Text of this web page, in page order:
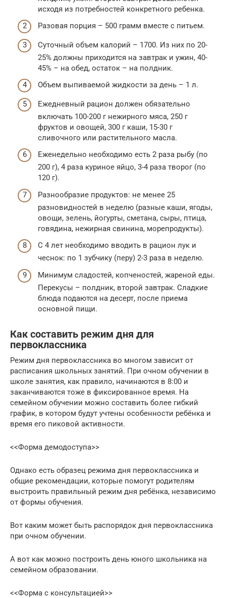
исходя из потребностей конкретного ребенка.
Разовая порция – 500 грамм вместе с питьем.
Суточный объем калорий – 1700. Из них по 20-
25% должны приходится на завтрак и ужин, 40-
45% – на обед, остаток – на полдник.
Объем выпиваемой жидкости за день – 1 л.
Ежедневный рацион должен обязательно
включать 100-200 г нежирного мяса, 250 г
фруктов и овощей, 300 г каши, 15-30 г
сливочного или растительного масла.
Еженедельно необходимо есть 2 раза рыбу (по
200 г), 4 раза куриное яйцо, 3-4 раза творог (по
120 г).
Разнообразие продуктов: не менее 25
разновидностей в неделю (разные каши, ягоды,
овощи, зелень, йогурты, сметана, сыры, птица,
говядина, нежирная свинина, морепродукты).
С 4 лет необходимо вводить в рацион лук и
чеснок: по 1 зубчику (перу) 2-3 раза в неделю.
Минимум сладостей, копченостей, жареной еды.
Перекусы – полдник, второй завтрак. Сладкие
блюда подаются на десерт, после приема
основной пищи.
Как составить режим дня для
первоклассника
Режим дня первоклассника во многом зависит от
расписания школьных занятий. При очном обучении в
школе занятия, как правило, начинаются в 8:00 и
заканчиваются тоже в фиксированное время. На
семейном обучении можно составить более гибкий
график, в котором будут учтены особенности ребёнка и
время его пиковой активности.
<<Форма демодоступа>>
Однако есть образец режима дня первоклассника и
общие рекомендации, которые помогут родителям
выстроить правильный режим дня ребёнка, независимо
от формы обучения.
Вот каким может быть распорядок дня первоклассника
при очном обучении.
А вот как можно построить день юного школьника на
семейном образовании.
<<Форма с консультацией>>